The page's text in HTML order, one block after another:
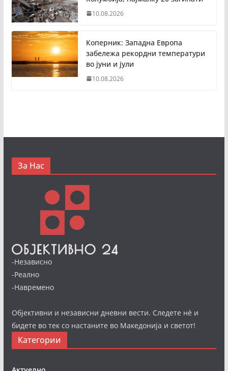
10.08.2026
Коперник: Западна Европа
забележа рекордни температури
во јуни и јули
10.08.2026
За Нас
-Независно
-Реално
-Навремено
Објективни и независни дневни вести. Следете нè и
бидете во тек со настаните во Македонија и светот!
Категории